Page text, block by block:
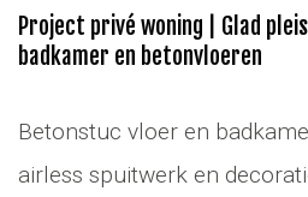
Project privé woning | Glad
badkamer en betonvloeren
Betonstuc vloer en
airless spuitwerk en